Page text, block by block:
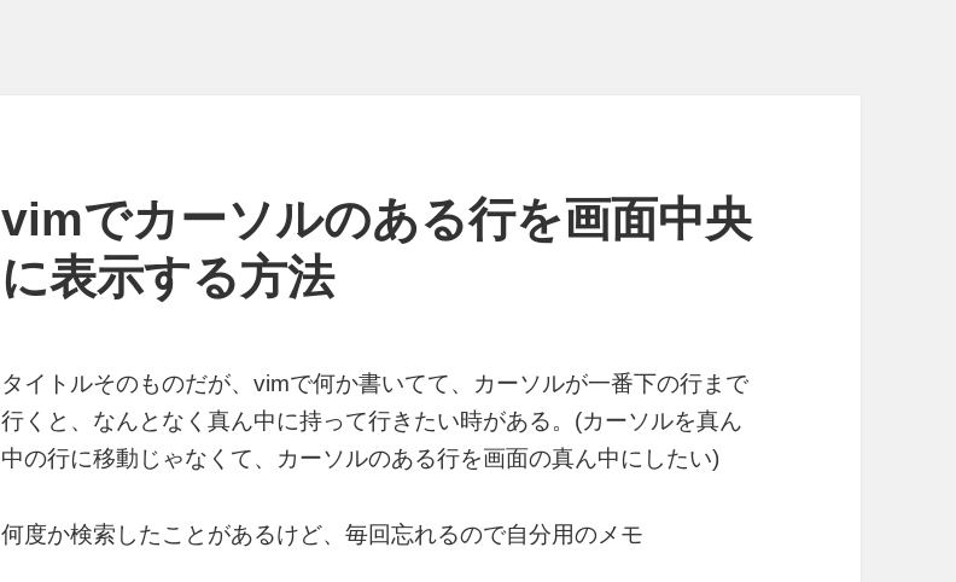
vimでカーソルのある行を画面中央
に表示する方法
タイトルそのものだが、vimで何か書いてて、カーソルが一番下の行まで
行くと、なんとなく真ん中に持って行きたい時がある。(カーソルを真ん
中の行に移動じゃなくて、カーソルのある行を画面の真ん中にしたい)
何度か検索したことがあるけど、毎回忘れるので自分用のメモ